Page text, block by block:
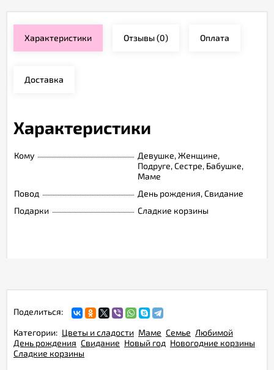
Характеристики Отзывы(0) Оплата
Доставка
Характеристики
Кому
Девушке, Женщине,
Подруге, Сестре, Бабушке,
Маме
Повод
День рождения, Свидание
Подарки
Сладкие корзины
Поделиться:
Категории: Цветы и сладости Маме Семье Любимой
День рождения Свидание Новый год Новогодние корзины
Сладкие корзины